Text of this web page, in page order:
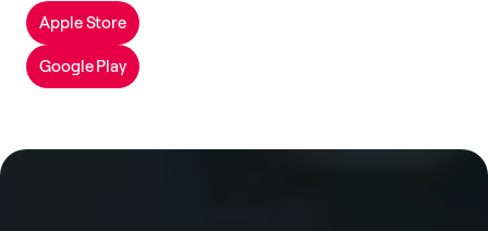
Apple Store
Google Play